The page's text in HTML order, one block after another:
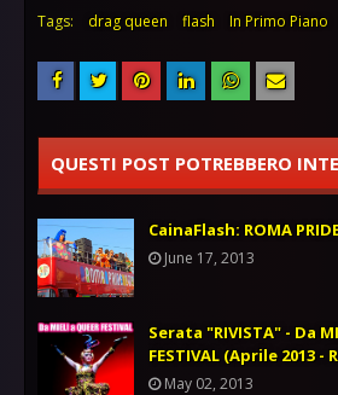
Tags: drag queen flash In Primo Piano
QUESTI POST POTREBBERO
CainaFlash: ROMA
June 17, 2013
Serata "RIVISTA" - Da
FESTIVAL (Aprile 2013 -
May 02, 2013